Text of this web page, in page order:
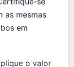
as mesmas
em
o valor